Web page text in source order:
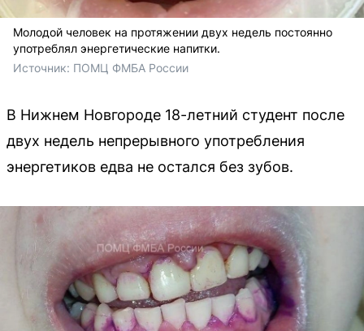
Молодой человек на протяжении двух недель постоянно
употреблял энергетические напитки.
Источник: ПОМЦ ФМБА России
В Нижнем Новгороде 18-летний студент после
двух недель непрерывного употребления
энергетиков едва не остался без зубов.